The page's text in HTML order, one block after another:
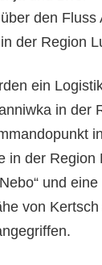
den Fluss
der Region
ein
in der
in der Region
und
von